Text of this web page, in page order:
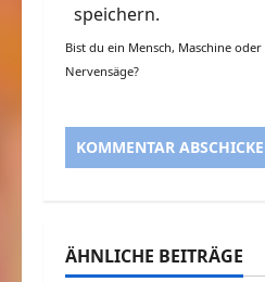
speichern.
Bist du ein Mensch, Maschine oder
Nervensäge?
ÄHNLICHE BEITRÄGE